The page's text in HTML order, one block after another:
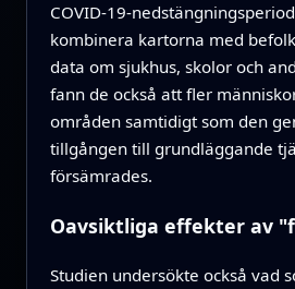
COVID-19-
kombinera kartorna med
data om sjukhus, skolor och
fann de också att fler
områden samtidigt som den
tillgången till grundläggande
försämrades.
Oavsiktliga effekter av
Studien undersökte också vad